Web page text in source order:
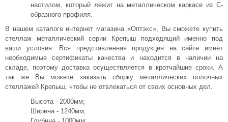
настилом, который лежит на металлическом каркасе из С-
образного профиля.
В нашем каталоге интернет магазина «Оптэкс», Вы сможете купить
стеллаж металлический серии Крепыш подходящий именно под
ваши условия. Вся представленная продукция на сайте имеет
необходимые сертификаты качества и находится в наличии на
складе, поэтому доставка осуществляется в кротчайшие сроки. А
так же Вы можете заказать сборку металлических полочных
стеллажей Крепыш, чтобы не отвлекаться от своих основных дел.
Высота - 2000мм;
Ширина - 1240мм;
Глубина - 1000мм;